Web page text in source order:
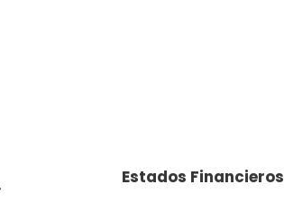
Estados Financieros